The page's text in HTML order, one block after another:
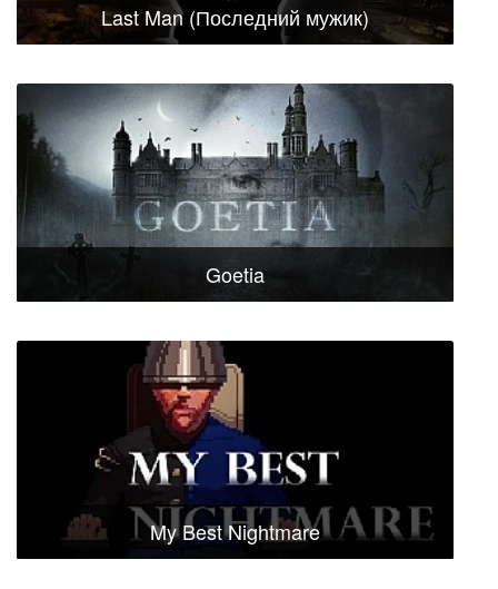
Last Man (Последний мужик)
Goetia
My Best Nightmare